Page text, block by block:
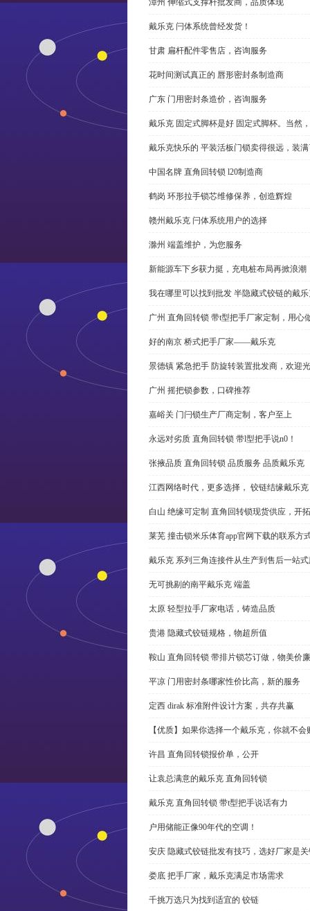
漳州 伸缩式支撑杆批发商，品质体现
戴乐克 闩体系统曾经发货！
甘肃 扁杆配件零售店，咨询服务
花时间测试真正的 唇形密封条制造商
广东 门用密封条造价，咨询服务
戴乐克 固定式脚杯是好 固定式脚杯。当然
戴乐克快乐的 平装活板门锁卖得很远，装
中国名牌 直角回转锁 l20制造商
鹤岗 环形拉手锁芯维修保养，创造辉煌
赣州戴乐克 闩体系统用户的选择
滁州 端盖维护，为您服务
新能源车下乡获力挺，充电桩布局再掀浪潮
我在哪里可以找到批发 半隐藏式铰链的戴
广州 直角回转锁 带t型把手厂家定制，用心
好的南京 桥式把手厂家——戴乐克
景德镇 紧急把手 防旋转装置批发商，欢迎
广州 摇把锁参数，口碑推荐
嘉峪关 门闩锁生产厂商定制，客户至上
永远对劣质 直角回转锁 带l型把手说n0！
张掖品质 直角回转锁 品质服务 品质戴乐克
江西网络时代，更多选择， 铰链结缘戴乐克
白山 绝缘可定制 直角回转锁现货供应，开
莱芜 撞击锁米乐体育app官网下载的联系方
戴乐克 系列三角连接件从生产到售后一站
无可挑剔的南平戴乐克 端盖
太原 轻型拉手厂家电话，铸造品质
贵港 隐藏式铰链规格，物超所值
鞍山 直角回转锁 带排片锁芯订做，物美价廉
平凉 门用密封条哪家性价比高，新的服务
定西 dirak 标准附件设计方案，共存共赢
【优质】如果你选择一个戴乐克，你就不
许昌 直角回转锁报价单，公开
让袁总满意的戴乐克 直角回转锁
戴乐克 直角回转锁 带t型把手说话有力
户用储能正像90年代的空调！
安庆 隐藏式铰链批发有技巧，选好厂家是
娄底 把手厂家，戴乐克满足市场需求
千挑万选只为找到适宜的 铰链